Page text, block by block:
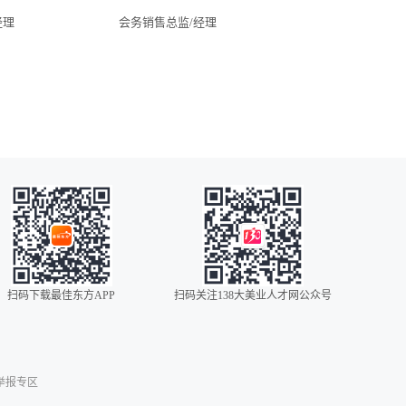
会务销售总监/经理
昆明美业招聘
全国美业招聘
苏州美业招聘
无锡美业招聘
扬州美业招聘
扫码下载最佳东方APP 扫码关注138大美业人才网公众号
报专区
00853